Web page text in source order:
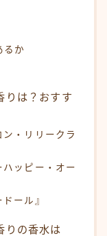
るか
りは？おすす
・リリークラ
ッピー・オー
ール』
りの香水は